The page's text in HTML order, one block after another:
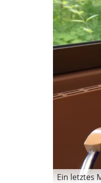
Ein letztes